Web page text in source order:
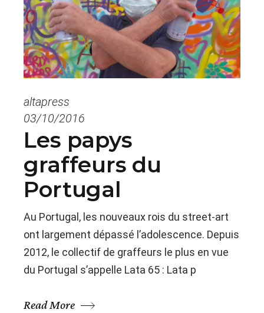
altapress
03/10/2016
Les papys
graffeurs du
Portugal
Au Portugal, les nouveaux rois du street-art
ont largement dépassé l’adolescence. Depuis
2012, le collectif de graffeurs le plus en vue
du Portugal s’appelle Lata 65 : Lata p
Read More